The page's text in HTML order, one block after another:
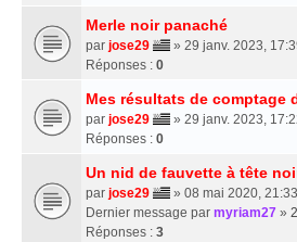
Merle noir panaché
par jose29
» 29 janv. 2023,
Réponses : 0
Mes résultats de comptage
par jose29
» 29 janv. 2023,
Réponses : 0
Un nid de fauvette à tête
par jose29
» 08 mai 2020, 21:33
Dernier message par myriam27 »
Réponses : 3